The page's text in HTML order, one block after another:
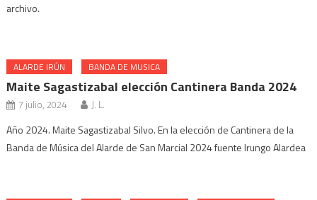
archivo.
ALARDE IRÚN BANDA DE MUSICA
Maite Sagastizabal elección Cantinera Banda 2024
7 julio, 2024 J. L.
Año 2024. Maite Sagastizabal Silvo. En la elección de Cantinera de la
Banda de Música del Alarde de San Marcial 2024 fuente Irungo Alardea